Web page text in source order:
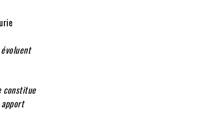
constitue